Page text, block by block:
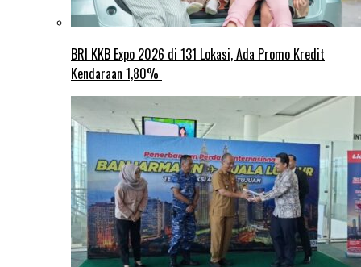
BRI KKB Expo 2026 di 131 Lokasi, Ada Promo Kredit
Kendaraan 1,80%